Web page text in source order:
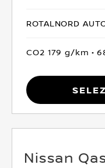
ROTALNORD
CO2 179 g/km
Nissan